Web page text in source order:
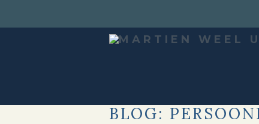
BLOG: